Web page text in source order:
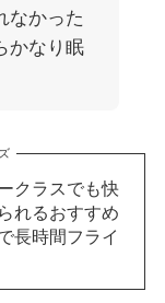
なかった
かなり眠
クラスでも快
れるおすすめ
長時間フライ